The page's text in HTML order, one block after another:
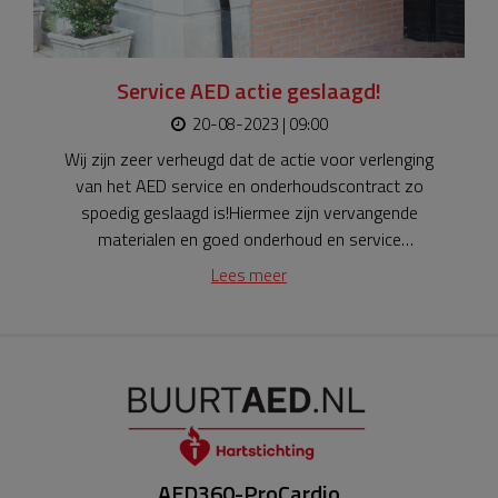
Service AED actie geslaagd!
20-08-2023 | 09:00
Wij zijn zeer verheugd dat de actie voor verlenging
van het AED service en onderhoudscontract zo
spoedig geslaagd is!Hiermee zijn vervangende
materialen en goed onderhoud en service
gegarandeerd tot dat de AED 10 jaar oud is.Wij willen
Lees meer